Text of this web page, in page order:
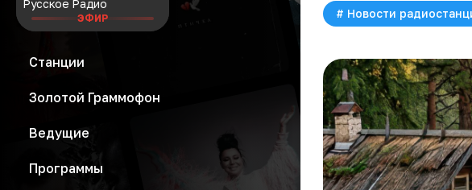
Русское Радио
ЭФИР
Станции
Золотой Граммофон
Ведущие
Программы
# Новости